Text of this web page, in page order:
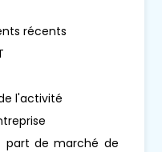
récents
l'activité
part de marché de